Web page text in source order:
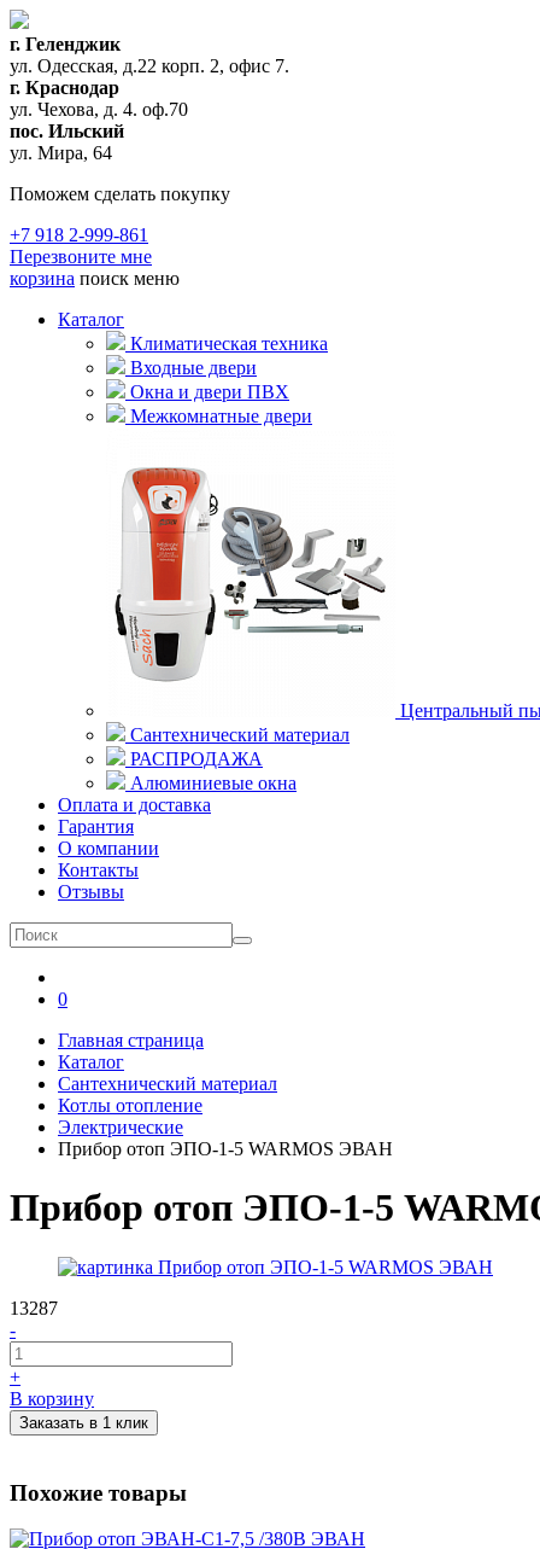
г. Геленджик
ул. Одесская, д.22 корп. 2, офис 7.
г. Краснодар
ул. Чехова, д. 4. оф.70
пос. Ильский
ул. Мира, 64
Поможем сделать покупку
+7 918 2-999-861
Перезвоните мне
корзина поиск меню
Каталог
Климатическая техника
Входные двери
Окна и двери ПВХ
Межкомнатные двери
Центральный
Сантехнический материал
РАСПРОДАЖА
Алюминиевые окна
Оплата и доставка
Гарантия
О компании
Контакты
Отзывы
0
Главная страница
Каталог
Сантехнический материал
Котлы отопление
Электрические
Прибор отоп ЭПО-1-5 WARMOS ЭВАН
Прибор отоп ЭПО-1-5
13287
-
+
В корзину
Заказать в 1 клик
Похожие товары